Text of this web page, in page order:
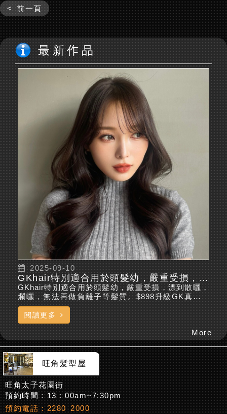
< 前一頁
最新作品
2025-09-10
GKhair特別適合用於頭髮幼，嚴重受損，漂到散曬，爛曬，無法再做負離子等髮質。 2025-10-9
GKhair特別適合用於頭髮幼，嚴重受損，漂到散曬，
爛曬，無法再做負離子等髮質。$898升級GK真離子
直髮（特價598+300）+包洗剪吹+抗熱護理+髪尾油●
升級項目推薦+好評一人可享受減$100優惠特別推
介：將軍澳/觀塘/荃灣/元朗/旺角/慈雲山，試做點。名
額有限，先約先得！查詢及預約致電: 2280 2000wha
tsapp預約： https://wa.me/85265887030網上預
約： ...
閱讀更多
More
旺角髪型屋
旺角太子花園街
預約時間：13：00am~7:30pm
預約電話：2280 2000